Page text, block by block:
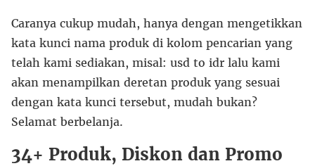
Caranya cukup mudah, hanya dengan mengetikkan
kata kunci nama produk di kolom pencarian yang
telah kami sediakan, misal: usd to idr lalu kami
akan menampilkan deretan produk yang sesuai
dengan kata kunci tersebut, mudah bukan?
Selamat berbelanja.
34+ Produk, Diskon dan Promo